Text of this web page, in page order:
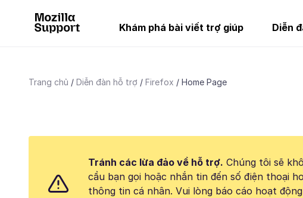
Khám phá bài viết trợ giúp Diễn
Trang chủ Diễn đàn hỗ trợ Firefox Home Page
Tránh các lừa đảo về hỗ trợ. Chúng tôi sẽ
cầu bạn gọi hoặc nhắn tin đến số điện thoại
thông tin cá nhân. Vui lòng báo cáo hoạt